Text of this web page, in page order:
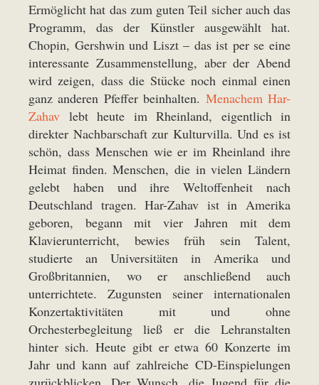
Ermöglicht hat das zum guten Teil sicher auch das
Programm, das der Künstler ausgewählt hat.
Chopin, Gershwin und Liszt – das ist per se eine
interessante Zusammenstellung, aber der Abend
wird zeigen, dass die Stücke noch einmal einen
ganz anderen Pfeffer beinhalten. Menachem Har-
Zahav lebt heute im Rheinland, eigentlich in
direkter Nachbarschaft zur Kulturvilla. Und es ist
schön, dass Menschen wie er im Rheinland ihre
Heimat finden. Menschen, die in vielen Ländern
gelebt haben und ihre Weltoffenheit nach
Deutschland tragen. Har-Zahav ist in Amerika
geboren, begann mit vier Jahren mit dem
Klavierunterricht, bewies früh sein Talent,
studierte an Universitäten in Amerika und
Großbritannien, wo er anschließend auch
unterrichtete. Zugunsten seiner internationalen
Konzertaktivitäten mit und ohne
Orchesterbegleitung ließ er die Lehranstalten
hinter sich. Heute gibt er etwa 60 Konzerte im
Jahr und kann auf zahlreiche CD-Einspielungen